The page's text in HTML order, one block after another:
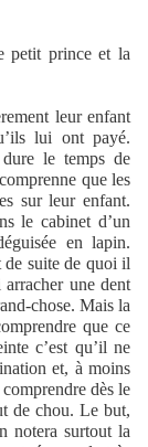
petit prince et la
leur enfant
lui ont payé.
le temps de
que les
sur leur enfant.
le cabinet d’un
en lapin.
de suite de quoi il
arracher une dent
chose. Mais la
que ce
c’est qu’il ne
et, à moins
dès le
de chou. Le but,
notera surtout la